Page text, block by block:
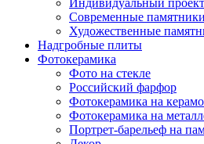
Современные
Художественные
Надгробные плиты
Фотокерамика
Фото на стекле
Российский фарфор
Фотокерамика на
Фотокерамика на
Портрет-барельеф на